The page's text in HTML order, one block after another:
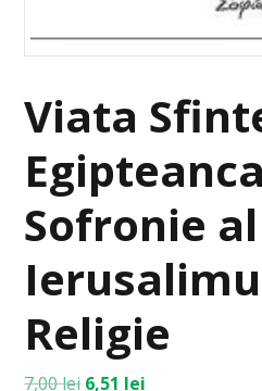
Viata
Sofronie al
Religie
7,00lei 6,51 lei